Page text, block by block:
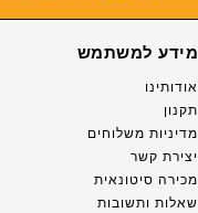
מידע למשתמש
אודותינו
תקנון
מדיניות משלוחים
יצירת קשר
מכירה סיטונאית
שאלות ותשובות